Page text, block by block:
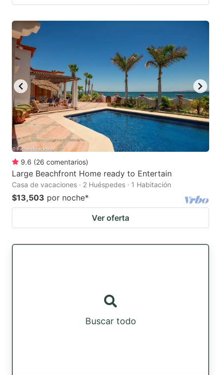
9.6 (26 comentarios)
Large Beachfront Home ready to Entertain
Casa de vacaciones · 2 Huéspedes · 1 Habitación
$13,503 por noche*
Ver oferta
Buscar todo